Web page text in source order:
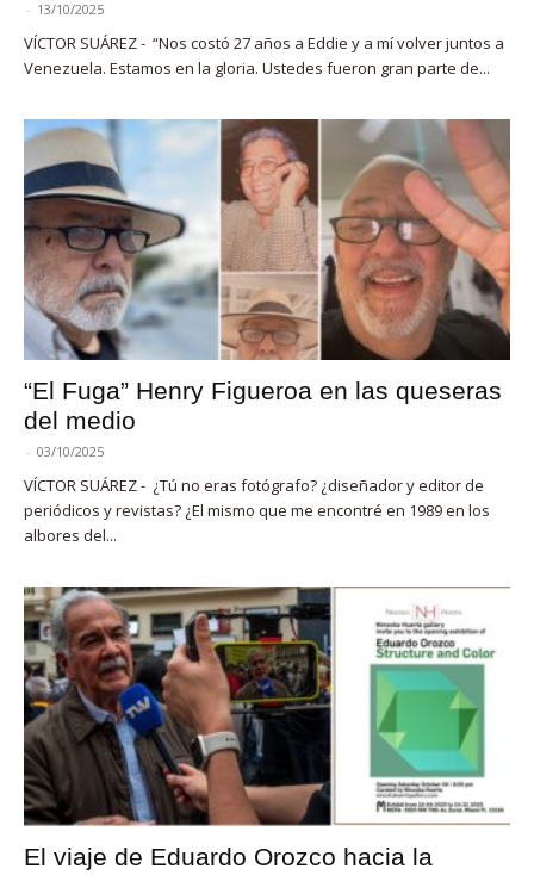
- 13/10/2025
VÍCTOR SUÁREZ - “Nos costó 27 años a Eddie y a mí volver juntos a
Venezuela. Estamos en la gloria. Ustedes fueron gran parte de...
“El Fuga” Henry Figueroa en las queseras
del medio
- 03/10/2025
VÍCTOR SUÁREZ - ¿Tú no eras fotógrafo? ¿diseñador y editor de
periódicos y revistas? ¿El mismo que me encontré en 1989 en los
albores del...
El viaje de Eduardo Orozco hacia la